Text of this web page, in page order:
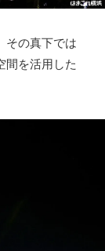
その真下では
間を活用した